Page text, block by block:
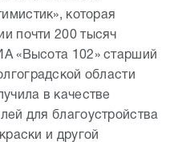
которая
почти 200 тысяч
«Высота 102» старший
области
в качестве
для благоустройства
и другой